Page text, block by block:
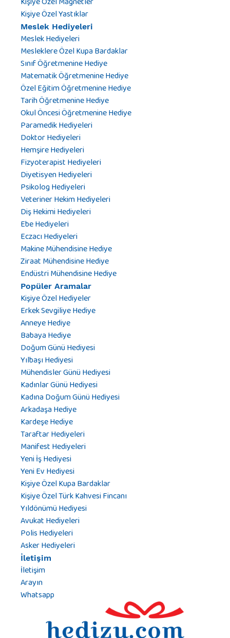
Kişiye Özel Yastıklar
Meslek Hediyeleri
Meslek Hediyeleri
Mesleklere Özel Kupa Bardaklar
Sınıf Öğretmenine Hediye
Matematik Öğretmenine Hediye
Özel Eğitim Öğretmenine Hediye
Tarih Öğretmenine Hediye
Okul Öncesi Öğretmenine Hediye
Paramedik Hediyeleri
Doktor Hediyeleri
Hemşire Hediyeleri
Fizyoterapist Hediyeleri
Diyetisyen Hediyeleri
Psikolog Hediyeleri
Veteriner Hekim Hediyeleri
Diş Hekimi Hediyeleri
Ebe Hediyeleri
Eczacı Hediyeleri
Makine Mühendisine Hediye
Ziraat Mühendisine Hediye
Endüstri Mühendisine Hediye
Popüler Aramalar
Kişiye Özel Hediyeler
Erkek Sevgiliye Hediye
Anneye Hediye
Babaya Hediye
Doğum Günü Hediyesi
Yılbaşı Hediyesi
Mühendisler Günü Hediyesi
Kadınlar Günü Hediyesi
Kadına Doğum Günü Hediyesi
Arkadaşa Hediye
Kardeşe Hediye
Taraftar Hediyeleri
Manifest Hediyeleri
Yeni İş Hediyesi
Yeni Ev Hediyesi
Kişiye Özel Kupa Bardaklar
Kişiye Özel Türk Kahvesi Fincanı
Yıldönümü Hediyesi
Avukat Hediyeleri
Polis Hediyeleri
Asker Hediyeleri
İletişim
İletişim
Arayın
Whatsapp